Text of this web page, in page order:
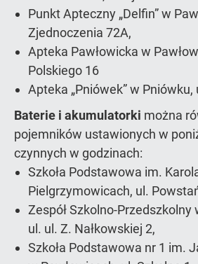
Punkt Apteczny „Delfin” w
Zjednoczenia 72A,
Apteka Pawłowicka w
Polskiego 16
Apteka „Pniówek” w Pniówku,
Baterie i akumulatorki można
pojemników ustawionych w
czynnych w godzinach:
Szkoła Podstawowa im.
Pielgrzymowicach, ul.
Zespół Szkolno-Przedszkolny
ul. ul. Z. Nałkowskiej 2,
Szkoła Podstawowa nr 1 im.